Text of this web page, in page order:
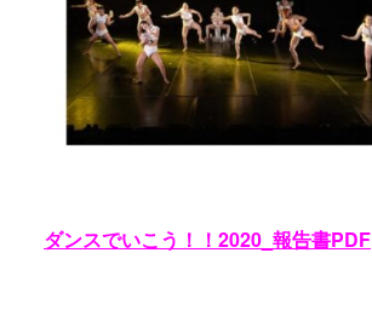
ダンスでいこう！！2020_報告書PDF